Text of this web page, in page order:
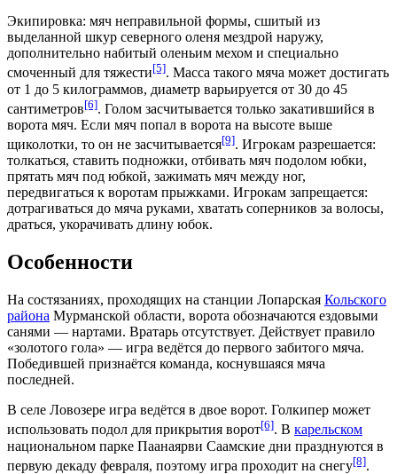
Экипировка: мяч неправильной формы, сшитый из
выделанной шкур северного оленя мездрой наружу,
дополнительно набитый оленьим мехом и специально
смоченный для тяжести[5]. Масса такого мяча может достигать
от 1 до 5 килограммов, диаметр варьируется от 30 до 45
сантиметров[6]. Голом засчитывается только закатившийся в
ворота мяч. Если мяч попал в ворота на высоте выше
щиколотки, то он не засчитывается[9]. Игрокам разрешается:
толкаться, ставить подножки, отбивать мяч подолом юбки,
прятать мяч под юбкой, зажимать мяч между ног,
передвигаться к воротам прыжками. Игрокам запрещается:
дотрагиваться до мяча руками, хватать соперников за волосы,
драться, укорачивать длину юбок.
Особенности
На состязаниях, проходящих на станции Лопарская Кольского
района Мурманской области, ворота обозначаются ездовыми
санями — нартами. Вратарь отсутствует. Действует правило
«золотого гола» — игра ведётся до первого забитого мяча.
Победившей признаётся команда, коснувшаяся мяча
последней.
В селе Ловозере игра ведётся в двое ворот. Голкипер может
использовать подол для прикрытия ворот[6]. В карельском
национальном парке Паанаярви Саамские дни празднуются в
первую декаду февраля, поэтому игра проходит на снегу[8].